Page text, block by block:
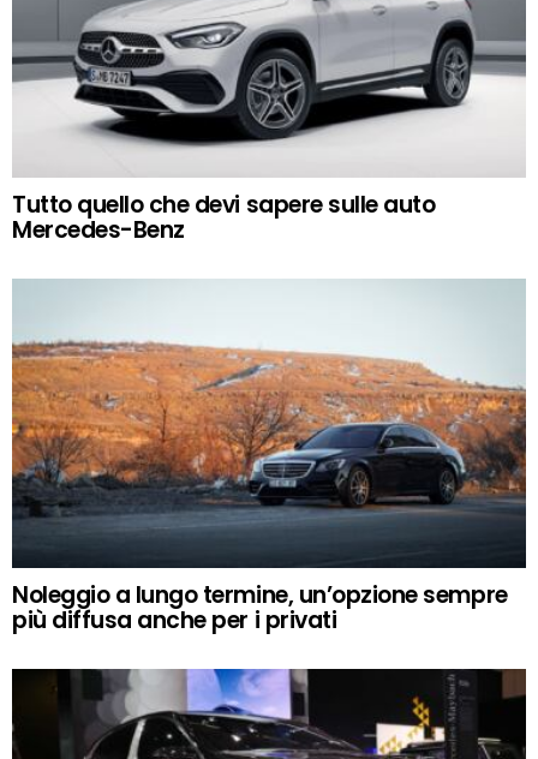
Tutto quello che devi sapere sulle auto
Mercedes-Benz
Noleggio a lungo termine, un’opzione sempre
più diffusa anche per i privati